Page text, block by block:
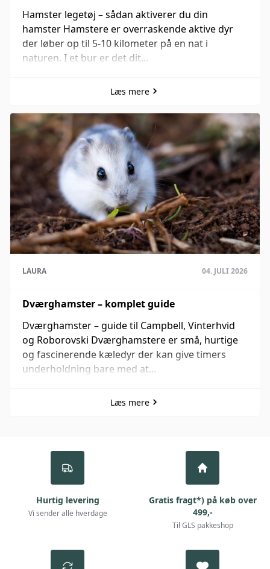
Hamster legetøj – sådan aktiverer du din
hamster Hamstere er overraskende aktive dyr
der løber op til 5-10 kilometer på en nat i
naturen. I et bur er det dit...
Læs mere
LAURA 04. JULI 2026
Dværghamster – komplet guide
Dværghamster – guide til Campbell, Vinterhvid
og Roborovski Dværghamstere er små, hurtige
og fascinerende kæledyr der kan give timers
underholdning bare med at...
Læs mere
Hurtig levering
Vi sender alle hverdage
Gratis fragt*) på køb over
499,-
Til GLS pakkeshop